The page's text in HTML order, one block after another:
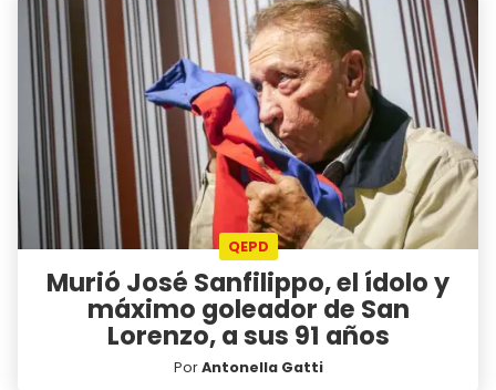
QEPD
Murió José Sanfilippo, el ídolo y
máximo goleador de San
Lorenzo, a sus 91 años
PorAntonella Gatti